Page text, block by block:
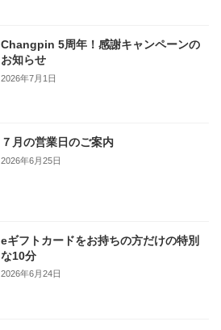
Changpin 5周年！感謝キャンペーンの
お知らせ
2026年7月1日
７月の営業日のご案内
2026年6月25日
eギフトカードをお持ちの方だけの特別
な10分
2026年6月24日